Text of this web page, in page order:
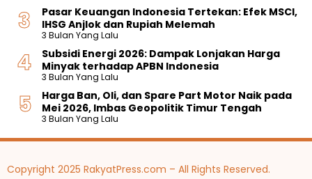
Pasar Keuangan Indonesia Tertekan: Efek MSCI,
IHSG Anjlok dan Rupiah Melemah
3 Bulan Yang Lalu
Subsidi Energi 2026: Dampak Lonjakan Harga
Minyak terhadap APBN Indonesia
3 Bulan Yang Lalu
Harga Ban, Oli, dan Spare Part Motor Naik pada
Mei 2026, Imbas Geopolitik Timur Tengah
3 Bulan Yang Lalu
Copyright 2025 RakyatPress.com – All Rights Reserved.